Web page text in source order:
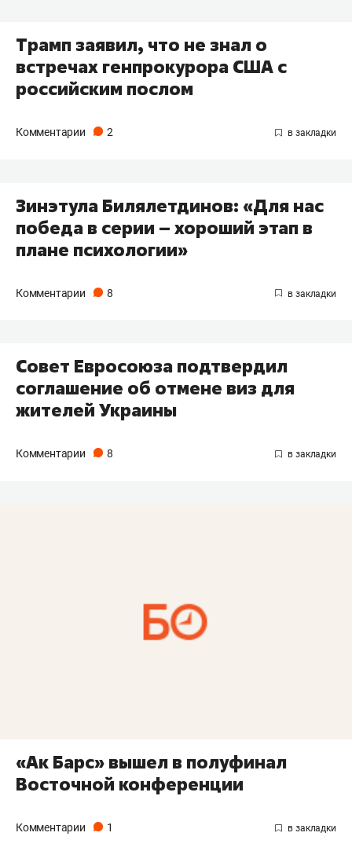
Трамп заявил, что не знал о
встречах генпрокурора США с
российским послом
Комментарии 2
Зинэтула Билялетдинов: «Для нас
победа в серии – хороший этап в
плане психологии»
Комментарии 8
Совет Евросоюза подтвердил
соглашение об отмене виз для
жителей Украины
Комментарии 8
«Ак Барс» вышел в полуфинал
Восточной конференции
Комментарии 1